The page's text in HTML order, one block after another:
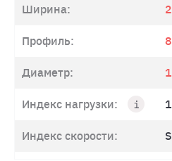
Ширина:
Профиль:
Диаметр:
Индекс нагрузки:
Индекс скорости: S